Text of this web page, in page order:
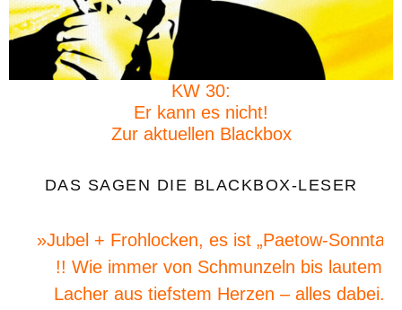
KW 30:
Er kann es nicht!
Zur aktuellen Blackbox
DAS SAGEN DIE BLACKBOX-LESER
»Jubel + Frohlocken, es ist „Paetow-Sonntag“
!! Wie immer von Schmunzeln bis lautem
Lacher aus tiefstem Herzen – alles dabei.